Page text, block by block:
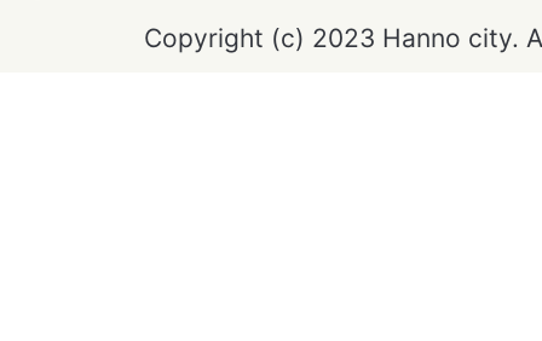
Copyright (c) 2023 Hanno city.